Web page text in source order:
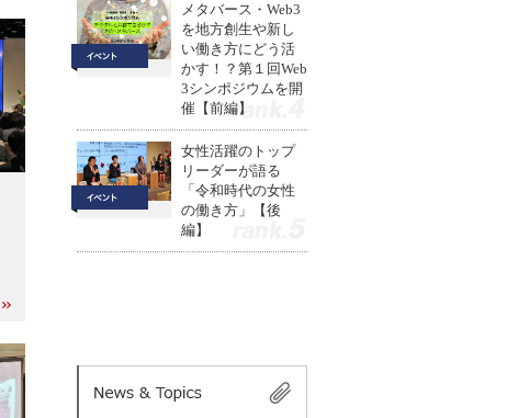
メタバース・Web3
を地方創生や新し
い働き方にどう活
かす！？第１回Web
3シンポジウムを開
催【前編】
女性活躍のトップ
リーダーが語る
「令和時代の女性
の働き方」【後
編】